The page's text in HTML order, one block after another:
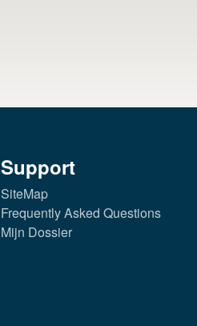
Support
SiteMap
Frequently Asked Questions